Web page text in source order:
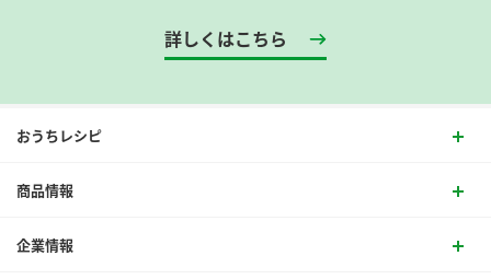
詳しくはこちら
おうちレシピ
商品情報
企業情報